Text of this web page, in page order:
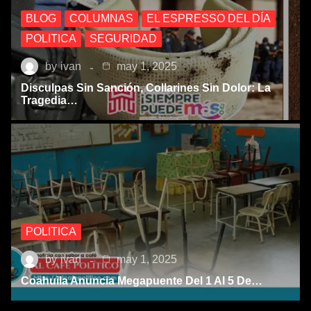
BLOG COLUMNAS
EL ESPRESSO DEL DÍA
POLITICA
SEGURIDAD
by ivan
may 1, 2025
Disculpas Sin Sanción, Collarines Sin Dolor: La
Tragedia…
POLITICA
by ivan
may 1, 2025
Coahuila Anuncia Megapuente Del 1 Al 5 De…